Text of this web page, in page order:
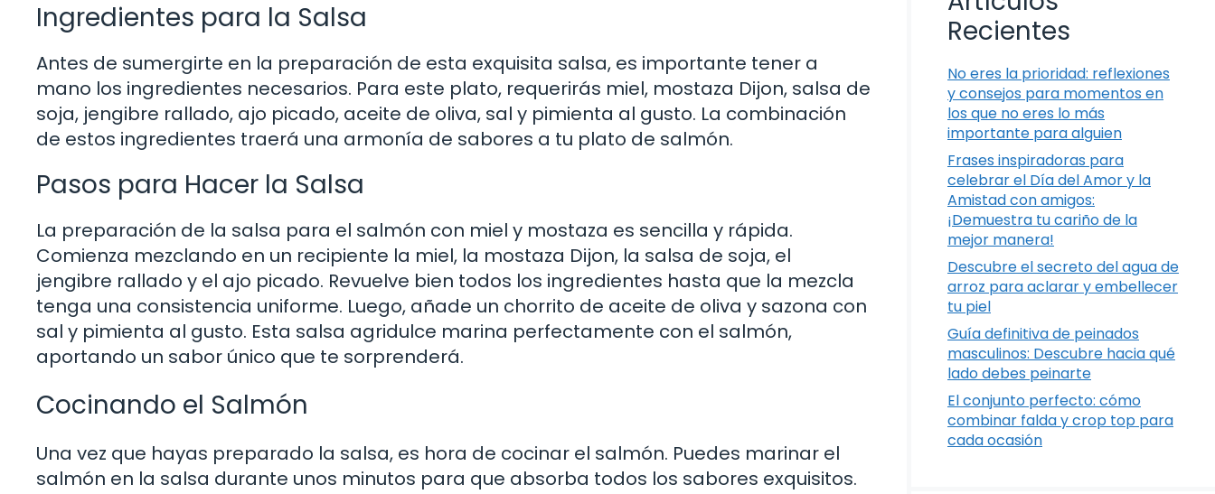
Ingredientes para la Salsa
Antes de sumergirte en la preparación de esta exquisita salsa, es importante tener a
mano los ingredientes necesarios. Para este plato, requerirás miel, mostaza Dijon, salsa de
soja, jengibre rallado, ajo picado, aceite de oliva, sal y pimienta al gusto. La combinación
de estos ingredientes traerá una armonía de sabores a tu plato de salmón.
Pasos para Hacer la Salsa
La preparación de la salsa para el salmón con miel y mostaza es sencilla y rápida.
Comienza mezclando en un recipiente la miel, la mostaza Dijon, la salsa de soja, el
jengibre rallado y el ajo picado. Revuelve bien todos los ingredientes hasta que la mezcla
tenga una consistencia uniforme. Luego, añade un chorrito de aceite de oliva y sazona con
sal y pimienta al gusto. Esta salsa agridulce marina perfectamente con el salmón,
aportando un sabor único que te sorprenderá.
Cocinando el Salmón
Una vez que hayas preparado la salsa, es hora de cocinar el salmón. Puedes marinar el
salmón en la salsa durante unos minutos para que absorba todos los sabores exquisitos.
Recientes
No eres la prioridad: reflexiones
y consejos para momentos en
los que no eres lo más
importante para alguien
Frases inspiradoras para
celebrar el Día del Amor y la
Amistad con amigos:
¡Demuestra tu cariño de la
mejor manera!
Descubre el secreto del agua de
arroz para aclarar y embellecer
tu piel
Guía definitiva de peinados
masculinos: Descubre hacia qué
lado debes peinarte
El conjunto perfecto: cómo
combinar falda y crop top para
cada ocasión